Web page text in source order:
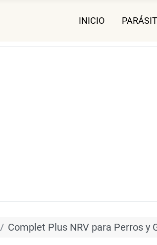
INICIO
Complet Plus NRV para Perros y